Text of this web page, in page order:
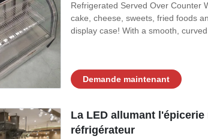
Refrigerated Served Over Counter
cake, cheese, sweets, fried foods
display case! With a smooth,
Demande maintenant
La LED allumant
réfrigérateur